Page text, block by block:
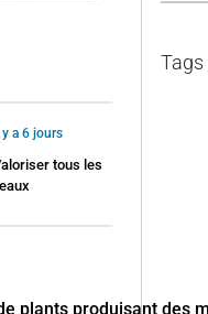
Tags
Il y a 6 jours
tous les